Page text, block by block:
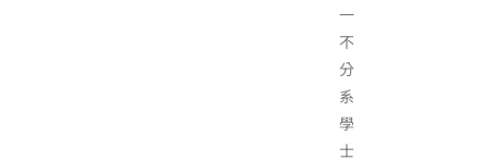
一
不
分
系
學
士